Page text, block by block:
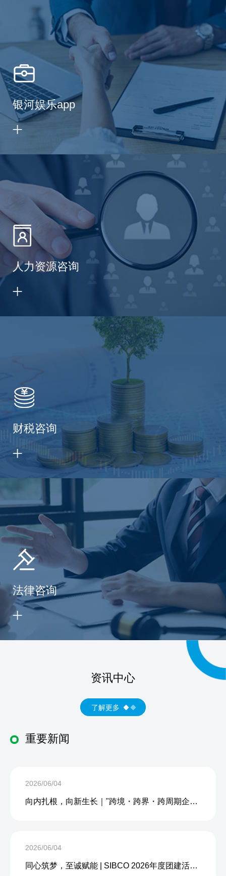
银河娱乐app
人力资源咨询
财税咨询
法律咨询
资讯中心
了解更多
重要新闻
2026/06/04
向内扎根，向新生长｜"跨境・跨界・跨周期企业内生力沙龙"成功举办
2026/06/04
同心筑梦，至诚赋能 | SIBCO 2026年度团建活动圆满收官